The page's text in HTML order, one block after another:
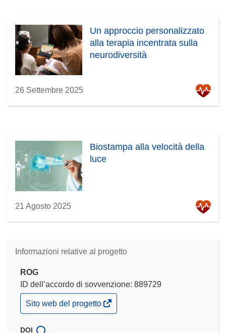
Un approccio personalizzato
alla terapia incentrata sulla
neurodiversità
26 Settembre 2025
Biostampa alla velocità della
luce
21 Agosto 2025
Informazioni relative al progetto
ROG
ID dell’accordo di sovvenzione: 889729
(si
apre
una
Sito web del progetto
DOI